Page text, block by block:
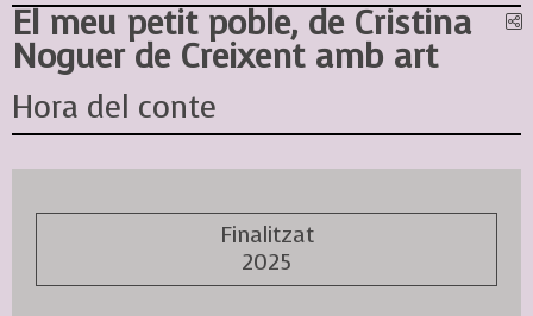
El meu petit poble, de Cristina
Noguer de Creixent amb art
Hora del conte
Finalitzat
2025